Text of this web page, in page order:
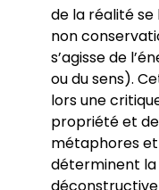
de la réalité
non
s’agisse de
ou du sens).
lors une
propriété et
métaphores
déterminent